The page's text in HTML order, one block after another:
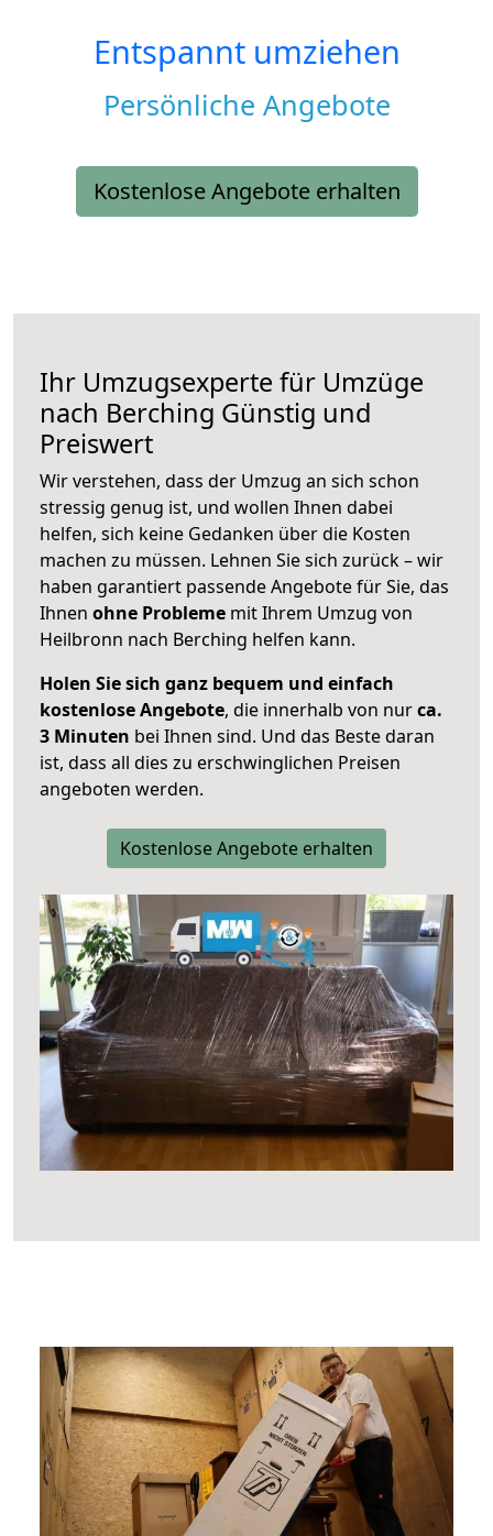
Entspannt umziehen
Persönliche Angebote
Kostenlose Angebote erhalten
Ihr Umzugsexperte für Umzüge
nach Berching Günstig und
Preiswert
Wir verstehen, dass der Umzug an sich schon
stressig genug ist, und wollen Ihnen dabei
helfen, sich keine Gedanken über die Kosten
machen zu müssen. Lehnen Sie sich zurück – wir
haben garantiert passende Angebote für Sie, das
Ihnen ohne Probleme mit Ihrem Umzug von
Heilbronn nach Berching helfen kann.
Holen Sie sich ganz bequem und einfach
kostenlose Angebote, die innerhalb von nurca.
3 Minuten bei Ihnen sind. Und das Beste daran
ist, dass all dies zu erschwinglichen Preisen
angeboten werden.
Kostenlose Angebote erhalten